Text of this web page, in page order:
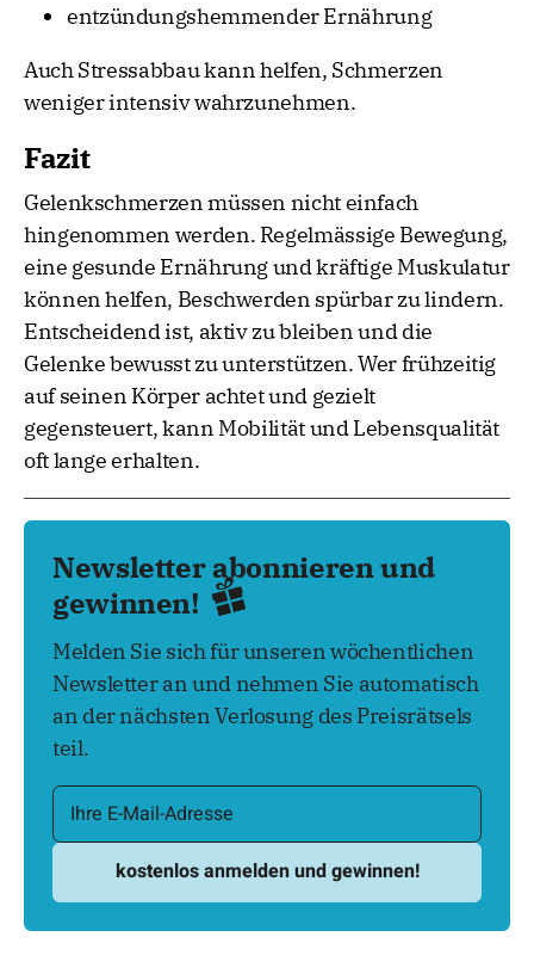
entzündungshemmender Ernährung
Auch Stressabbau kann helfen, Schmerzen
weniger intensiv wahrzunehmen.
Fazit
Gelenkschmerzen müssen nicht einfach
hingenommen werden. Regelmässige Bewegung,
eine gesunde Ernährung und kräftige Muskulatur
können helfen, Beschwerden spürbar zu lindern.
Entscheidend ist, aktiv zu bleiben und die
Gelenke bewusst zu unterstützen. Wer frühzeitig
auf seinen Körper achtet und gezielt
gegensteuert, kann Mobilität und Lebensqualität
oft lange erhalten.
Newsletter abonnieren und
gewinnen!
Melden Sie sich für unseren wöchentlichen
Newsletter an und nehmen Sie automatisch
an der nächsten Verlosung des Preisrätsels
teil.